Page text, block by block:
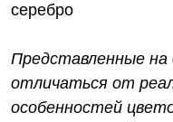
серебро
Представленные
отличаться от
особенностей